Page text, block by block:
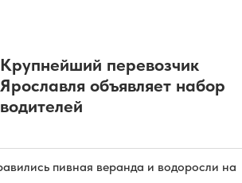
Крупнейший перевозчик
Ярославля объявляет набор
водителей
пивная веранда и водоросли на